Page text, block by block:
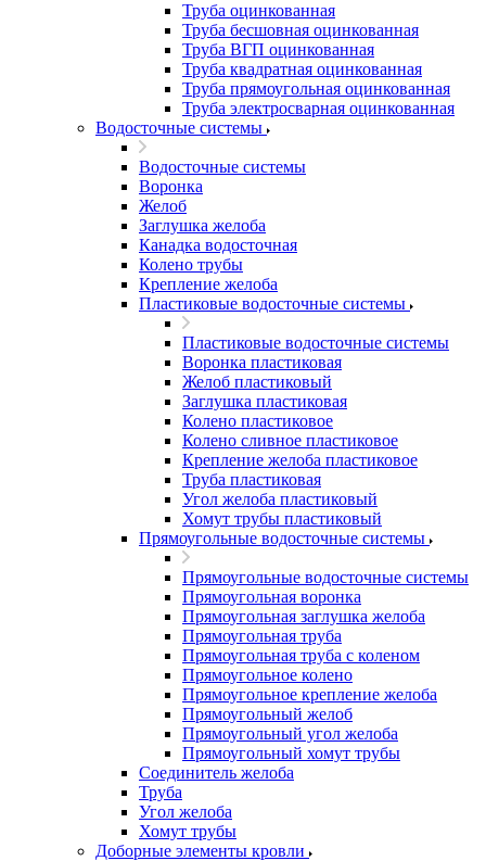
Труба оцинкованная
Труба бесшовная оцинкованная
Труба ВГП оцинкованная
Труба квадратная оцинкованная
Труба прямоугольная оцинкованная
Труба электросварная оцинкованная
Водосточные системы
Водосточные системы
Воронка
Желоб
Заглушка желоба
Канадка водосточная
Колено трубы
Крепление желоба
Пластиковые водосточные системы
Пластиковые водосточные системы
Воронка пластиковая
Желоб пластиковый
Заглушка пластиковая
Колено пластиковое
Колено сливное пластиковое
Крепление желоба пластиковое
Труба пластиковая
Угол желоба пластиковый
Хомут трубы пластиковый
Прямоугольные водосточные системы
Прямоугольные водосточные системы
Прямоугольная воронка
Прямоугольная заглушка желоба
Прямоугольная труба
Прямоугольная труба c коленом
Прямоугольное колено
Прямоугольное крепление желоба
Прямоугольный желоб
Прямоугольный угол желоба
Прямоугольный хомут трубы
Соединитель желоба
Труба
Угол желоба
Хомут трубы
Доборные элементы кровли